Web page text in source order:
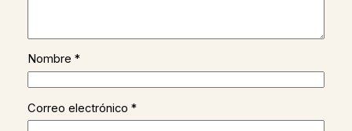
Nombre *
Correo electrónico *